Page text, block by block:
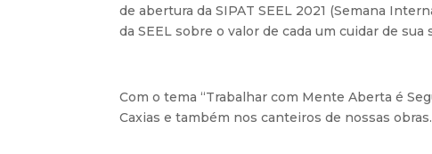
de abertura da SIPAT SEEL 2021 (Semana
da SEEL sobre o valor de cada um cuidar de
Com o tema “Trabalhar com Mente Aberta é
Caxias e também nos canteiros de nossas obras.